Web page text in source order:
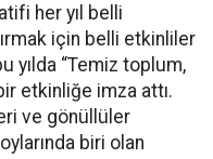
her yıl belli
için belli etkinliler
yılda “Temiz toplum,
etkinliğe imza attı.
ve gönüllüler
biri olan